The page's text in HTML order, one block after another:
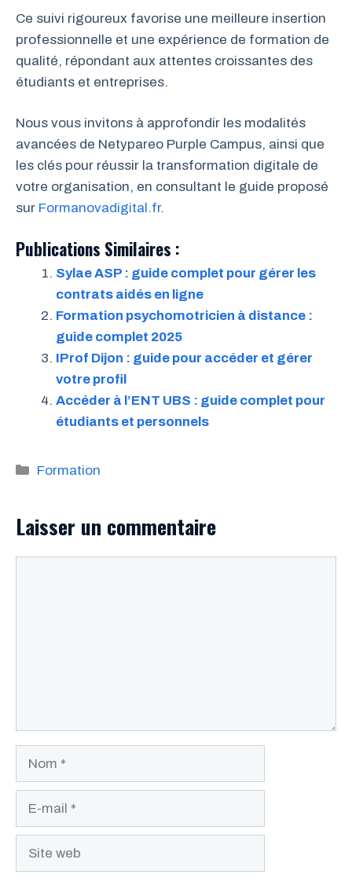
Ce suivi rigoureux favorise une meilleure insertion
professionnelle et une expérience de formation de
qualité, répondant aux attentes croissantes des
étudiants et entreprises.
Nous vous invitons à approfondir les modalités
avancées de Netypareo Purple Campus, ainsi que
les clés pour réussir la transformation digitale de
votre organisation, en consultant le guide proposé
sur Formanovadigital.fr.
Publications Similaires :
Sylae ASP : guide complet pour gérer les
contrats aidés en ligne
Formation psychomotricien à distance :
guide complet 2025
IProf Dijon : guide pour accéder et gérer
votre profil
Accéder à l’ENT UBS : guide complet pour
étudiants et personnels
Catégories
Formation
Laisser un commentaire